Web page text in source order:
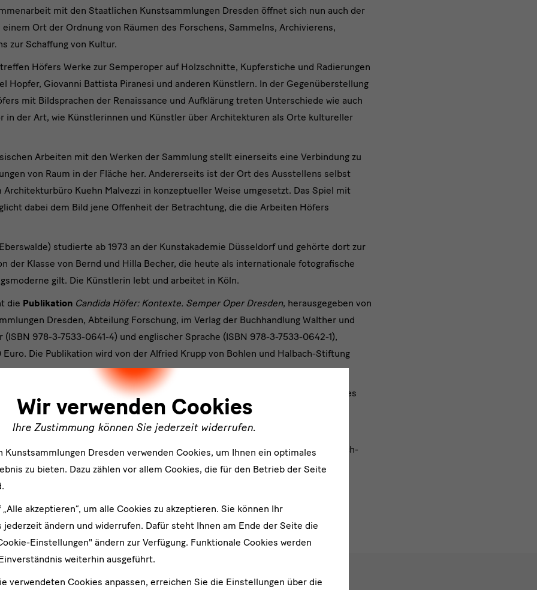
mit den Staatlichen Kunstsammlungen Dresden öffnet sich nun auch der
Ort der Ordnung von Räumen des Forschens, Sammelns, Archivierens,
zur Schaffung von Kultur.
Höfers Werke zur Semperoper auf Holzschnitte, Kupferstiche und Radierungen
Hopfer, Giovanni Battista Piranesi und anderen Künstlern. In der Gegenüberstellung
mit Bildsprachen der Renaissance und Aufklärung treten Unterschiede wie auch
in der Art, wie Künstlerinnen und Künstler über Architekturen als Orte kultureller
Arbeiten mit den Werken der Sammlung stellt einerseits eine Verbindung zu
von Raum in der Fläche her. Andererseits ist der Ort des Ausstellens selbst
Kuehn Malvezzi in konzeptueller Weise umgesetzt. Das Spiel mit
dabei dem Bild jene Offenheit der Betrachtung, die die Arbeiten Höfers
studierte ab 1973 an der Kunstakademie Düsseldorf und gehörte dort zur
der Klasse von Bernd und Hilla Becher, die heute als internationale fotografische
gilt. Die Künstlerin lebt und arbeitet in Köln.
die Publikation Candida Höfer: Kontexte. Semper Oper Dresden, herausgegeben von
Dresden, Abteilung Forschung, im Verlag der Buchhandlung Walther und
(ISBN 978-3-7533-0641-4) und englischer Sprache (ISBN 978-3-7533-0642-1),
Die Publikation wird von der Alfried Krupp von Bohlen und Halbach-Stiftung
Semper Oper Dresden
, bestehend aus drei Motiven des Projektes
Mehr Informationen erhalten Sie über die Freunde der Staatlichen
e.V. (freunde@skd.museum).
Doreen Mende im Gespräch mit Herbert Burkert und dem Team des Kupferstich-
in Kooperation mit der Semperoper Dresden entstanden.
Wir verwenden Cookies
Ihre Zustimmung können Sie jederzeit widerrufen.
Kunstsammlungen Dresden verwenden Cookies, um Ihnen ein optimales
zu bieten. Dazu zählen vor allem Cookies, die für den Betrieb der Seite
akzeptieren“, um alle Cookies zu akzeptieren. Sie können Ihr
jederzeit ändern und widerrufen. Dafür steht Ihnen am Ende der Seite die
Einstellungen" ändern zur Verfügung. Funktionale Cookies werden
weiterhin ausgeführt.
verwendeten Cookies anpassen, erreichen Sie die Einstellungen über die